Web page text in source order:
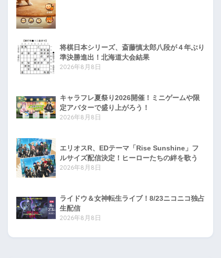
将棋日本シリーズ、斎藤慎太郎八段が４年ぶり
準決勝進出！北海道大会結果
2026年8月8日
キャラフレ夏祭り2026開催！ミニゲームや限
定アバターで盛り上がろう！
2026年8月8日
エリオスR、EDテーマ「Rise Sunshine」フ
ルサイズ配信決定！ヒーローたちの絆を歌う
2026年8月8日
ライドウ＆女神転生ライブ！8/23ニコニコ独占
生配信
2026年8月8日